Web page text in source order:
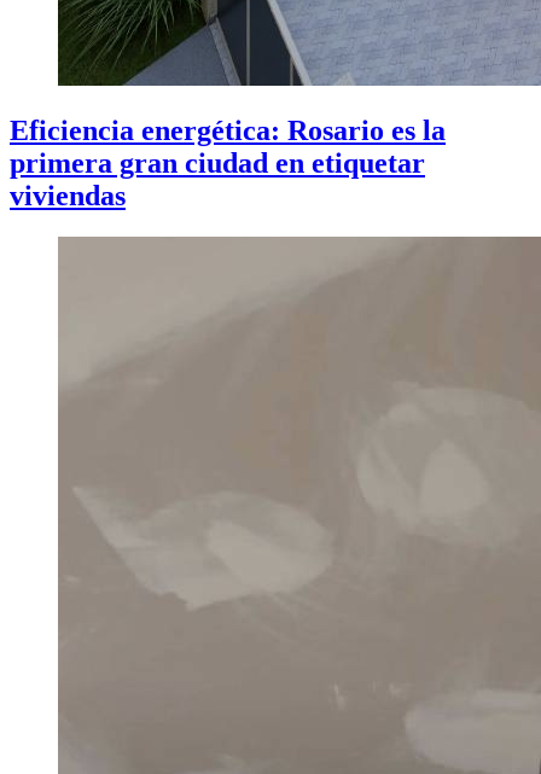
Eficiencia energética: Rosario es la
primera gran ciudad en etiquetar
viviendas